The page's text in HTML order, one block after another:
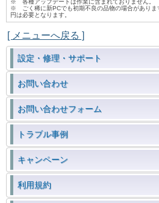
※ 各種アップデートは作業に含まれておりません。
※ ごく稀に新PCでも初期不良の品物の場合がありま
円は必要となります。
[ メニューへ戻る ]
設定・修理・サポート
お問い合わせ
お問い合わせフォーム
トラブル事例
キャンペーン
利用規約